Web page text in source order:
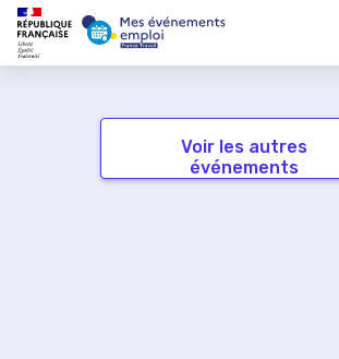
Voir les autres
événements